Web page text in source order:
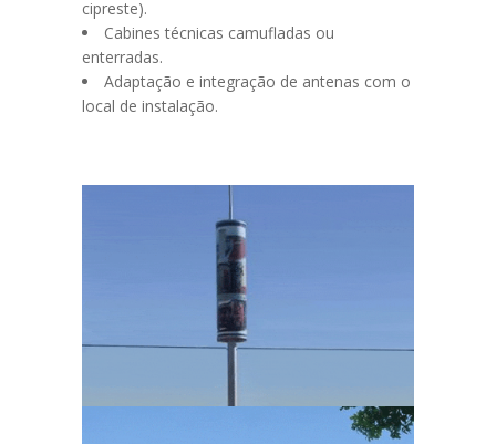
cipreste).
Cabines técnicas camufladas ou
enterradas.
Adaptação e integração de antenas com o
local de instalação.